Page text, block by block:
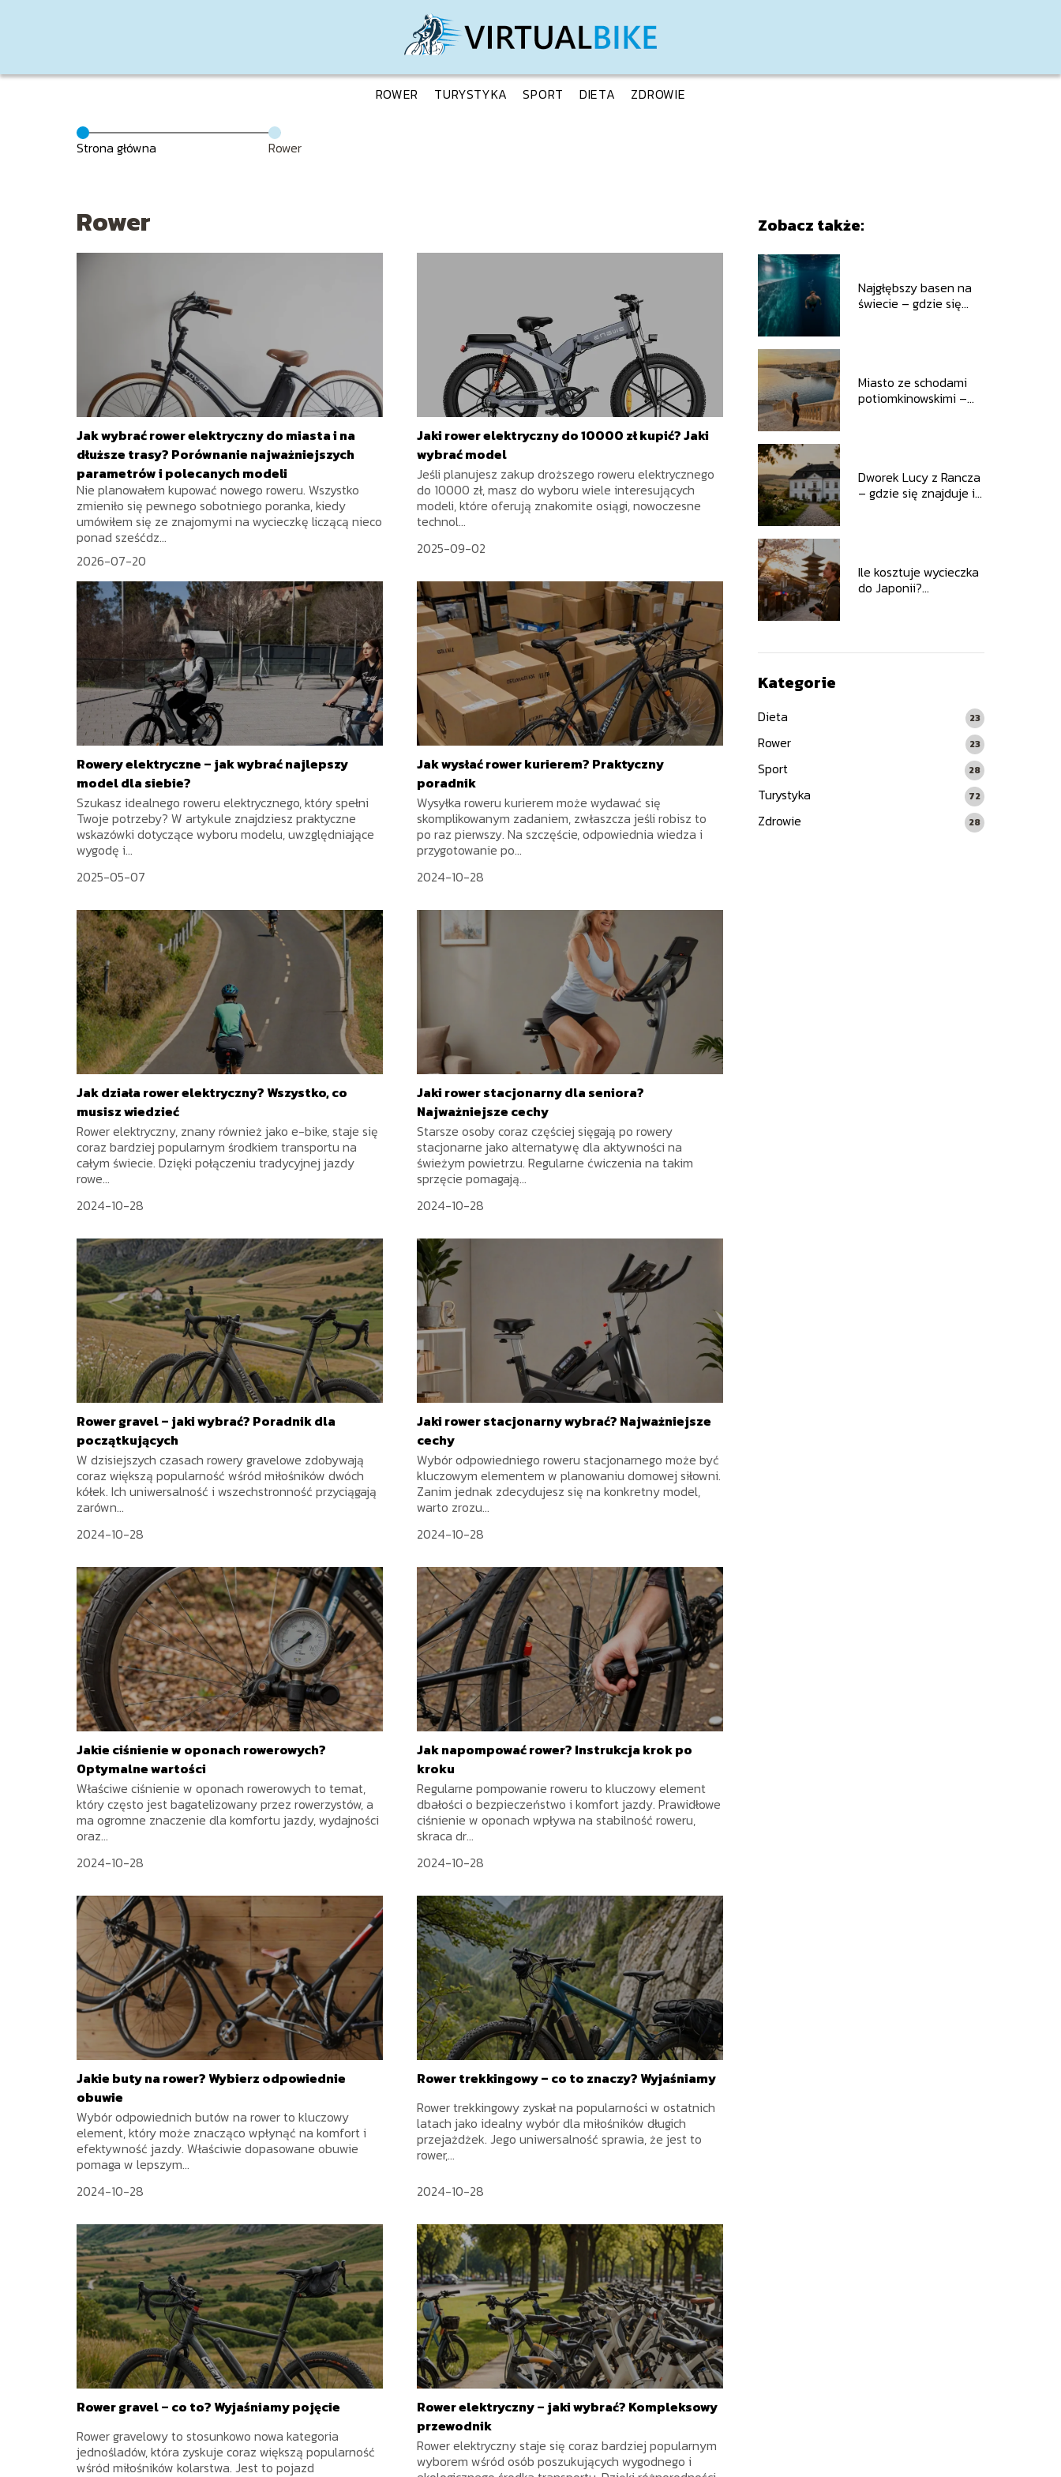
ROWER TURYSTYKA SPORT DIETA ZDROWIE
Strona główna Rower
Rower
Jak wybrać rower elektryczny do miasta i na
dłuższe trasy? Porównanie najważniejszych
parametrów i polecanych modeli
Nie planowałem kupować nowego roweru. Wszystko
zmieniło się pewnego sobotniego poranka, kiedy
umówiłem się ze znajomymi na wycieczkę liczącą nieco
ponad sześćdz...
2026-07-20
Jaki rower elektryczny do 10000 zł kupić? Jaki
wybrać model
Jeśli planujesz zakup droższego roweru elektrycznego
do 10000 zł, masz do wyboru wiele interesujących
modeli, które oferują znakomite osiągi, nowoczesne
technol...
2025-09-02
Rowery elektryczne – jak wybrać najlepszy
model dla siebie?
Szukasz idealnego roweru elektrycznego, który spełni
Twoje potrzeby? W artykule znajdziesz praktyczne
wskazówki dotyczące wyboru modelu, uwzględniające
wygodę i...
2025-05-07
Jak wysłać rower kurierem? Praktyczny
poradnik
Wysyłka roweru kurierem może wydawać się
skomplikowanym zadaniem, zwłaszcza jeśli robisz to
po raz pierwszy. Na szczęście, odpowiednia wiedza i
przygotowanie po...
2024-10-28
Jak działa rower elektryczny? Wszystko, co
musisz wiedzieć
Rower elektryczny, znany również jako e-bike, staje się
coraz bardziej popularnym środkiem transportu na
całym świecie. Dzięki połączeniu tradycyjnej jazdy
rowe...
2024-10-28
Jaki rower stacjonarny dla seniora?
Najważniejsze cechy
Starsze osoby coraz częściej sięgają po rowery
stacjonarne jako alternatywę dla aktywności na
świeżym powietrzu. Regularne ćwiczenia na takim
sprzęcie pomagają...
2024-10-28
Rower gravel – jaki wybrać? Poradnik dla
początkujących
W dzisiejszych czasach rowery gravelowe zdobywają
coraz większą popularność wśród miłośników dwóch
kółek. Ich uniwersalność i wszechstronność przyciągają
zarówn...
2024-10-28
Jaki rower stacjonarny wybrać? Najważniejsze
cechy
Wybór odpowiedniego roweru stacjonarnego może być
kluczowym elementem w planowaniu domowej siłowni.
Zanim jednak zdecydujesz się na konkretny model,
warto zrozu...
2024-10-28
Jakie ciśnienie w oponach rowerowych?
Optymalne wartości
Właściwe ciśnienie w oponach rowerowych to temat,
który często jest bagatelizowany przez rowerzystów, a
ma ogromne znaczenie dla komfortu jazdy, wydajności
oraz...
2024-10-28
Jak napompować rower? Instrukcja krok po
kroku
Regularne pompowanie roweru to kluczowy element
dbałości o bezpieczeństwo i komfort jazdy. Prawidłowe
ciśnienie w oponach wpływa na stabilność roweru,
skraca dr...
2024-10-28
Jakie buty na rower? Wybierz odpowiednie
obuwie
Wybór odpowiednich butów na rower to kluczowy
element, który może znacząco wpłynąć na komfort i
efektywność jazdy. Właściwie dopasowane obuwie
pomaga w lepszym...
2024-10-28
Rower trekkingowy – co to znaczy? Wyjaśniamy
Rower trekkingowy zyskał na popularności w ostatnich
latach jako idealny wybór dla miłośników długich
przejażdżek. Jego uniwersalność sprawia, że jest to
rower,...
2024-10-28
Rower gravel – co to? Wyjaśniamy pojęcie
Rower gravelowy to stosunkowo nowa kategoria
jednośladów, która zyskuje coraz większą popularność
wśród miłośników kolarstwa. Jest to pojazd
Rower elektryczny – jaki wybrać? Kompleksowy
przewodnik
Rower elektryczny staje się coraz bardziej popularnym
wyborem wśród osób poszukujących wygodnego i
Zobacz także:
Najgłębszy basen na
świecie – gdzie się
Miasto ze schodami
potiomkinowskimi –
Dworek Lucy z Rancza
– gdzie się znajduje i
Ile kosztuje wycieczka
do Japonii?
Kategorie
Dieta 23
Rower 23
Sport 28
Turystyka 72
Zdrowie 28